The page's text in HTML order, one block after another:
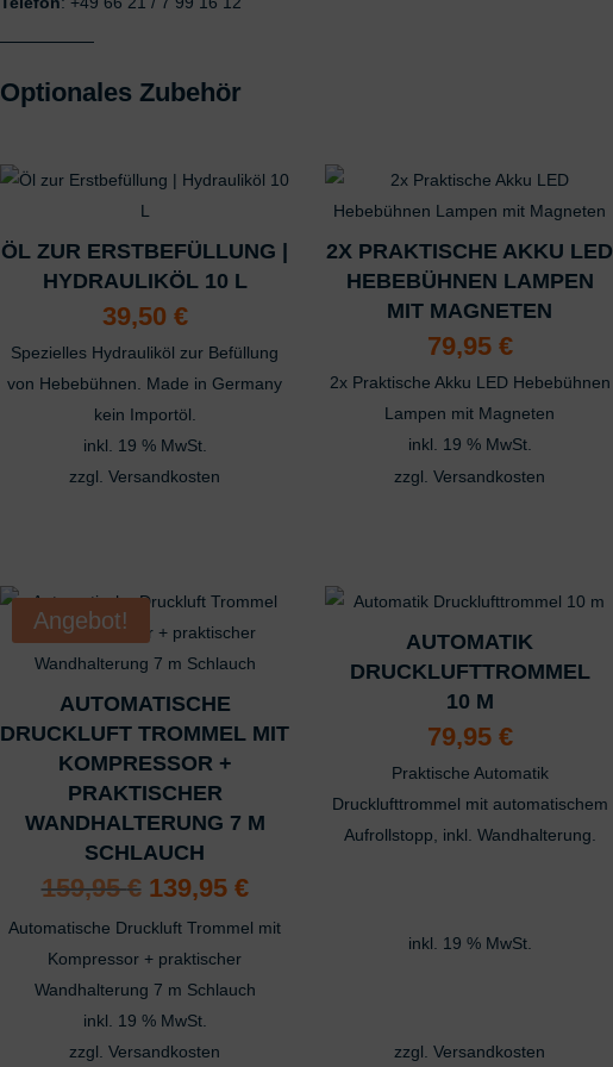
Optionales Zubehör
ÖL ZUR ERSTBEFÜLLUNG |
HYDRAULIKÖL 10 L
39,50 €
Spezielles Hydrauliköl zur Befüllung
von Hebebühnen. Made in Germany
kein Importöl.
inkl. 19 % MwSt.
zzgl. Versandkosten
2X PRAKTISCHE AKKU LED
HEBEBÜHNEN LAMPEN
MIT MAGNETEN
79,95 €
2x Praktische Akku LED Hebebühnen
Lampen mit Magneten
inkl. 19 % MwSt.
zzgl.Versandkosten
Angebot!
AUTOMATISCHE
DRUCKLUFT TROMMEL MIT
KOMPRESSOR +
PRAKTISCHER
WANDHALTERUNG 7 M
SCHLAUCH
159,95€ Ursprünglicher
Preis
war:
159,95 €
139,95 €Aktueller
Preis
ist:
139,95 €.
Automatische Druckluft Trommel mit
Kompressor + praktischer
Wandhalterung 7 m Schlauch
inkl. 19 % MwSt.
zzgl. Versandkosten
AUTOMATIK
DRUCKLUFTTROMMEL
10 M
79,95 €
Praktische Automatik
Drucklufttrommel mit automatischem
Aufrollstopp, inkl. Wandhalterung.
inkl. 19 % MwSt.
zzgl.Versandkosten